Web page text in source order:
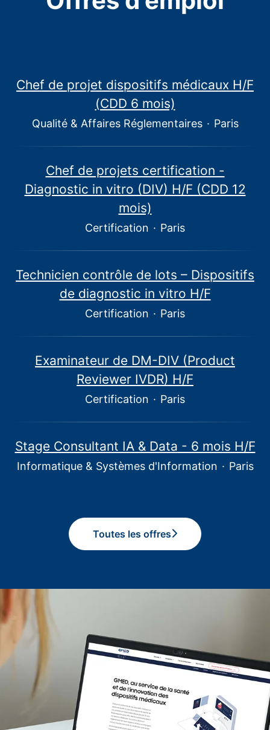
Chef de projet dispositifs médicaux H/F
(CDD 6 mois)
Qualité & Affaires Réglementaires · Paris
Chef de projets certification -
Diagnostic in vitro (DIV) H/F (CDD 12
mois)
Certification · Paris
Technicien contrôle de lots – Dispositifs
de diagnostic in vitro H/F
Certification · Paris
Examinateur de DM-DIV (Product
Reviewer IVDR) H/F
Certification · Paris
Stage Consultant IA & Data - 6 mois H/F
Informatique & Systèmes d'Information · Paris
Toutes les offres